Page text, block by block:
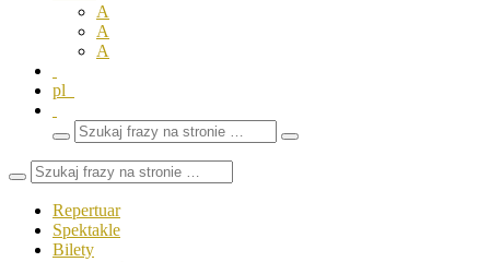
A
A
A
pl
Wyszukaj
frazy
Zamknij
Repertuar
Spektakle
Bilety